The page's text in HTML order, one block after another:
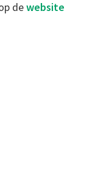
dewebsite